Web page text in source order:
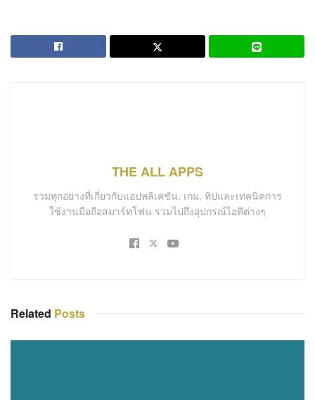
THE ALL APPS
รวมทุกอย่างที่เกี่ยวกับแอปพลิเคชัน, เกม, ทิปและเทคนิคการ
ใช้งานมือถือสมาร์ทโฟน รวมไปถึงอุปกรณ์ไอทีต่างๆ
Related Posts